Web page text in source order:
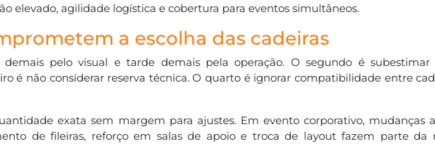
elevado, agilidade logística e cobertura para eventos simultâneos.
a escolha das cadeiras
pelo visual e tarde demais pela operação. O segundo é
é não considerar reserva técnica. O quarto é ignorar compatibilidade entre
exata sem margem para ajustes. Em evento corporativo, mudanças
de fileiras, reforço em salas de apoio e troca de layout fazem parte da